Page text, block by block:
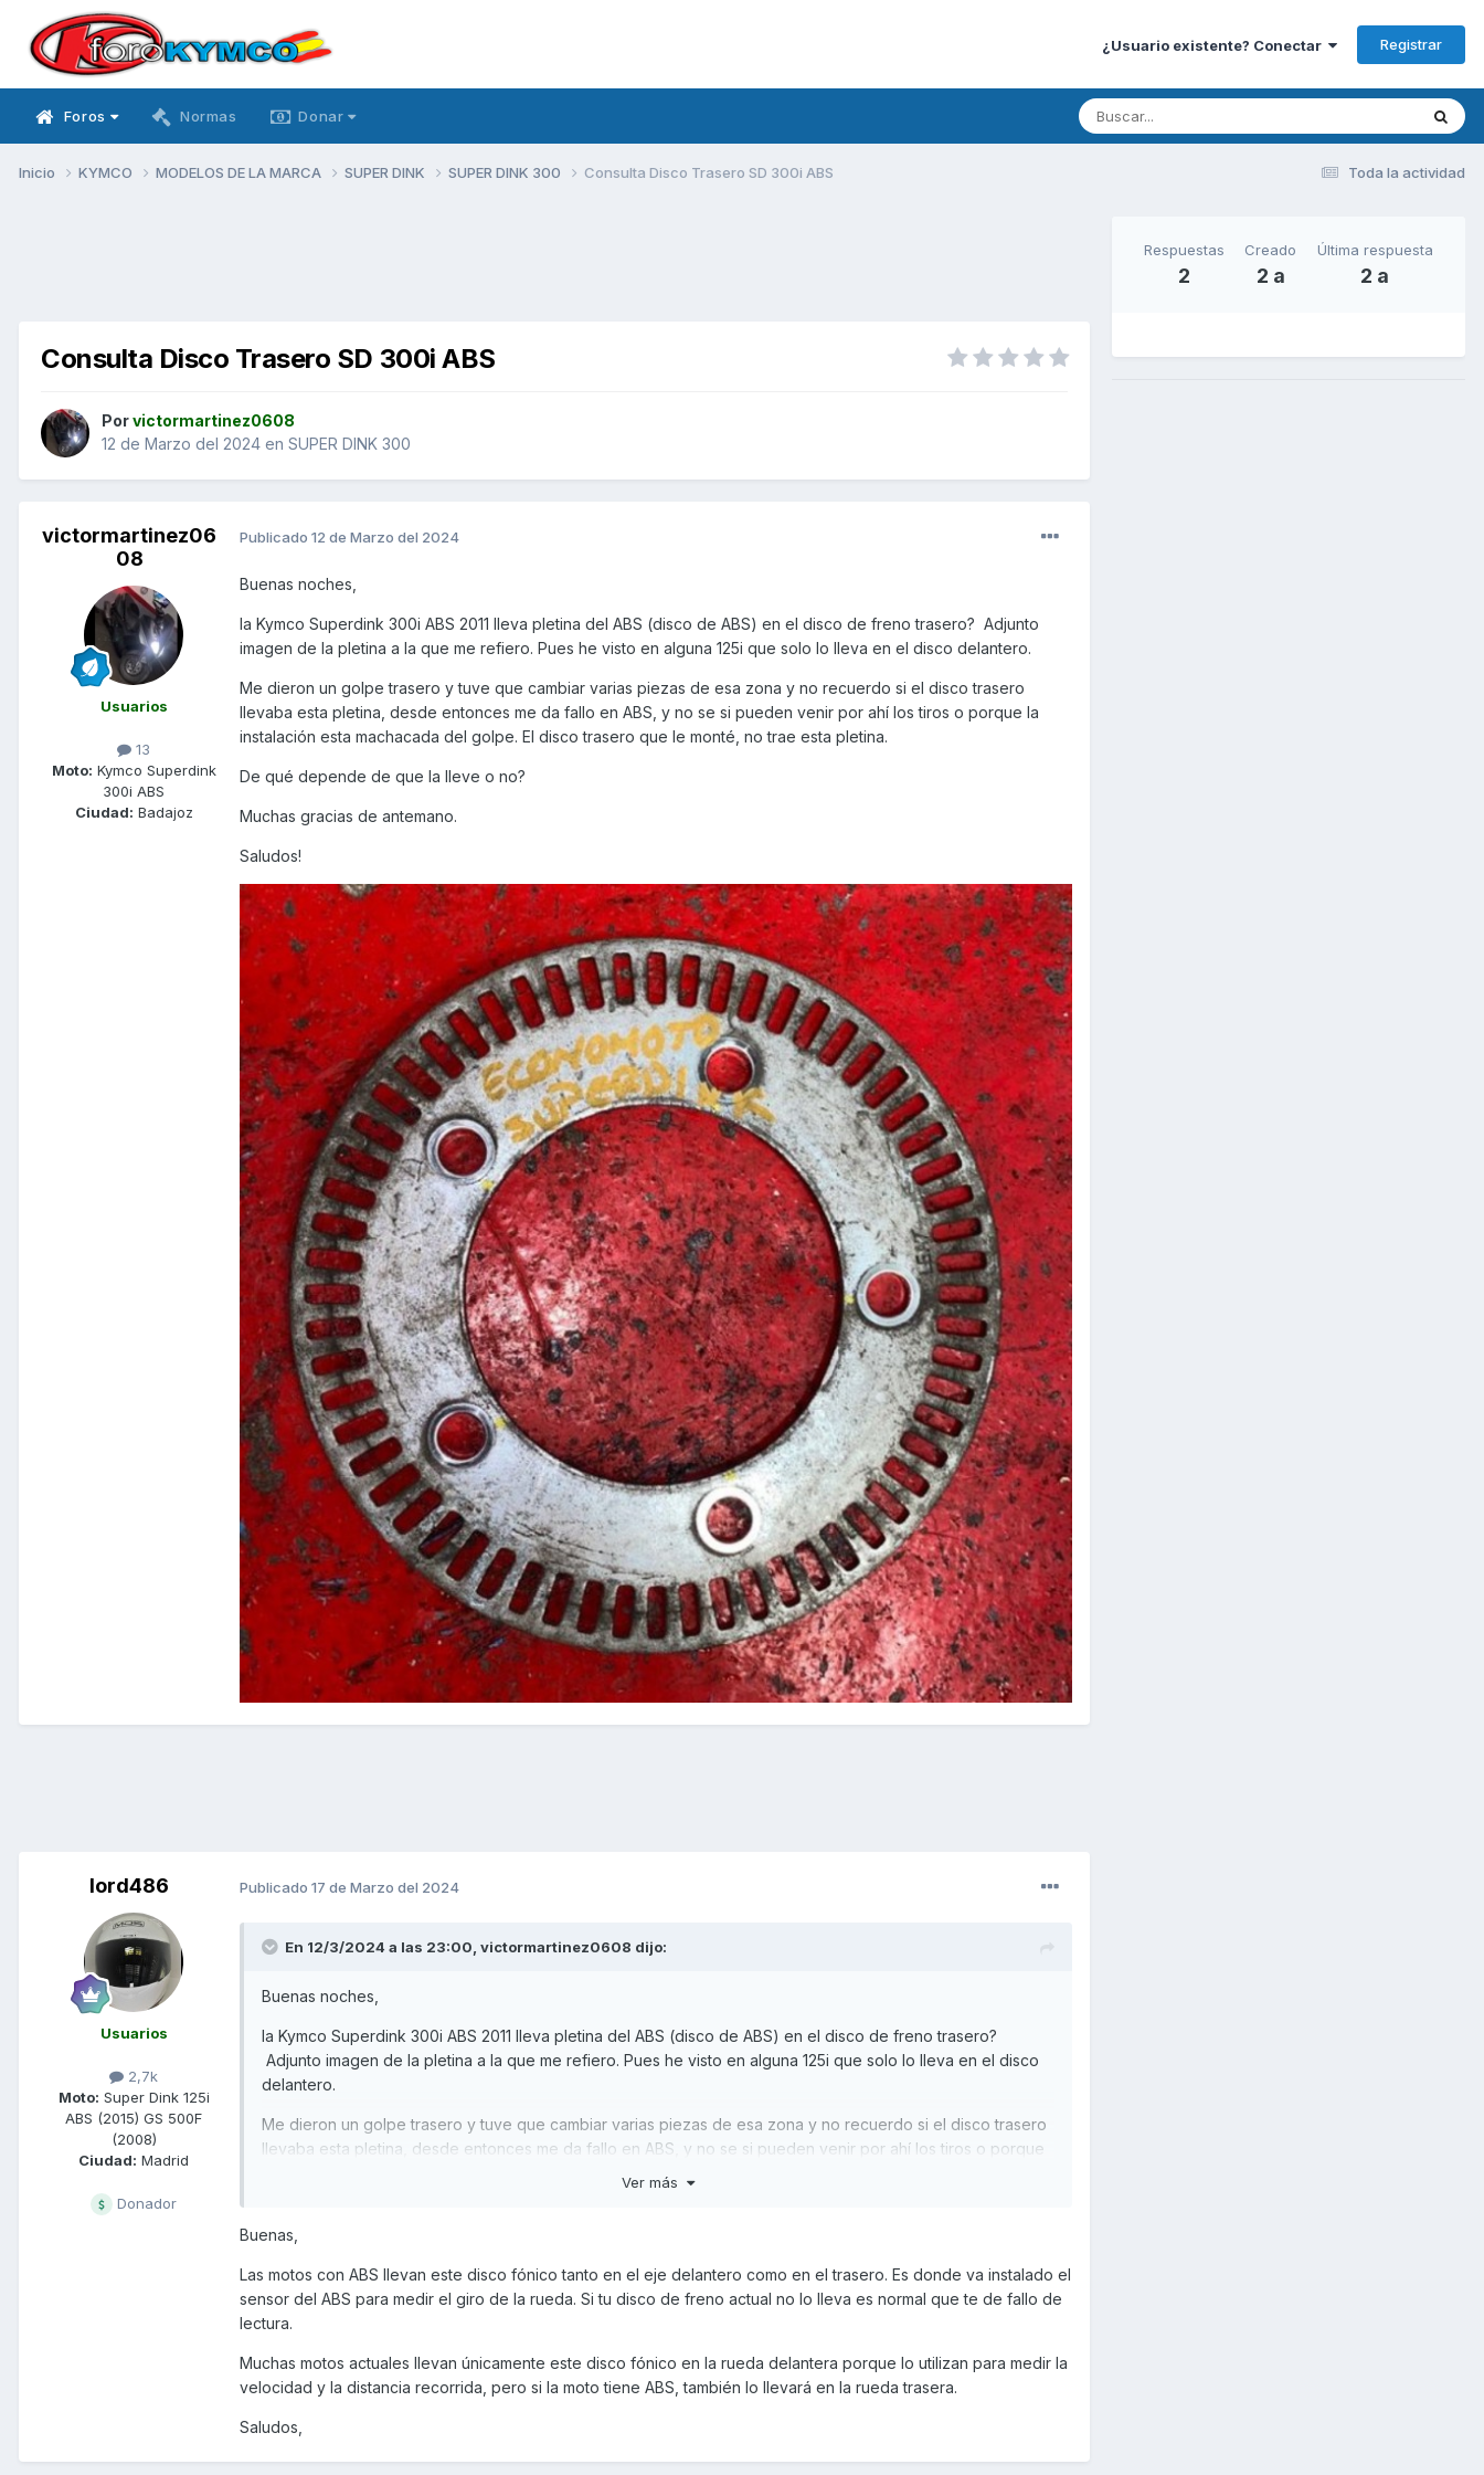
¿Usuario existente? Conectar Registrar
Foros Normas Donar
Toda la actividad
Inicio KYMCO MODELOS DE LA MARCA SUPER DINK SUPER DINK 300 Consulta Disco Trasero SD 300i ABS
Consulta Disco Trasero SD 300i ABS
Porvictormartinez0608
12 de Marzo del 2024 en SUPER DINK 300
victormartinez06
08
Usuarios
13
Moto: Kymco Superdink
300i ABS
Ciudad: Badajoz
Publicado 12 de Marzo del 2024
Buenas noches,
la Kymco Superdink 300i ABS 2011 lleva pletina del ABS (disco de ABS) en el disco de freno trasero? Adjunto
imagen de la pletina a la que me refiero. Pues he visto en alguna 125i que solo lo lleva en el disco delantero.
Me dieron un golpe trasero y tuve que cambiar varias piezas de esa zona y no recuerdo si el disco trasero
llevaba esta pletina, desde entonces me da fallo en ABS, y no se si pueden venir por ahí los tiros o porque la
instalación esta machacada del golpe. El disco trasero que le monté, no trae esta pletina.
De qué depende de que la lleve o no?
Muchas gracias de antemano.
Saludos!
lord486
Usuarios
2,7k
Moto: Super Dink 125i
ABS (2015) GS 500F
(2008)
Ciudad: Madrid
Donador
Publicado 17 de Marzo del 2024
En 12/3/2024 a las 23:00, victormartinez0608 dijo:
Buenas noches,
la Kymco Superdink 300i ABS 2011 lleva pletina del ABS (disco de ABS) en el disco de freno trasero?
Adjunto imagen de la pletina a la que me refiero. Pues he visto en alguna 125i que solo lo lleva en el disco
delantero.
Me dieron un golpe trasero y tuve que cambiar varias piezas de esa zona y no recuerdo si el disco trasero
llevaba esta pletina, desde entonces me da fallo en ABS, y no se si pueden venir por ahí los tiros o porque
la instalación esta machacada del golpe. El disco trasero que le monté, no trae esta pletina.
Saludos!
Ver más
Buenas,
Las motos con ABS llevan este disco fónico tanto en el eje delantero como en el trasero. Es donde va instalado el
sensor del ABS para medir el giro de la rueda. Si tu disco de freno actual no lo lleva es normal que te de fallo de
lectura.
Muchas motos actuales llevan únicamente este disco fónico en la rueda delantera porque lo utilizan para medir la
velocidad y la distancia recorrida, pero si la moto tiene ABS, también lo llevará en la rueda trasera.
Saludos,
Respuestas
2
Creado
2 a
Última respuesta
2 a